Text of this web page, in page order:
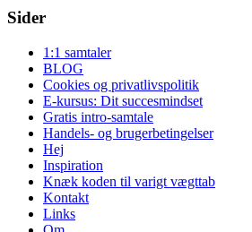
Sider
1:1 samtaler
BLOG
Cookies og privatlivspolitik
E-kursus: Dit succesmindset
Gratis intro-samtale
Handels- og brugerbetingelser
Hej
Inspiration
Knæk koden til varigt vægttab
Kontakt
Links